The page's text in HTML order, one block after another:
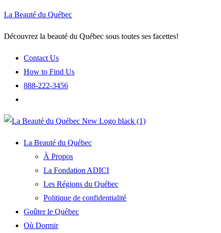
La Beauté du Québec
Découvrez la beauté du Québec sous toutes ses facettes!
Contact Us
How to Find Us
888-222-3456
La Beauté du Québec
À Propos
La Fondation ADICI
Les Régions du Québec
Politique de confidentialité
Goûter le Québec
Où Dormir